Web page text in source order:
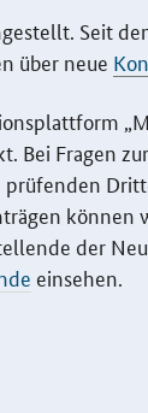
Seit
über neue
Bei Fragen
können
der
einsehen.